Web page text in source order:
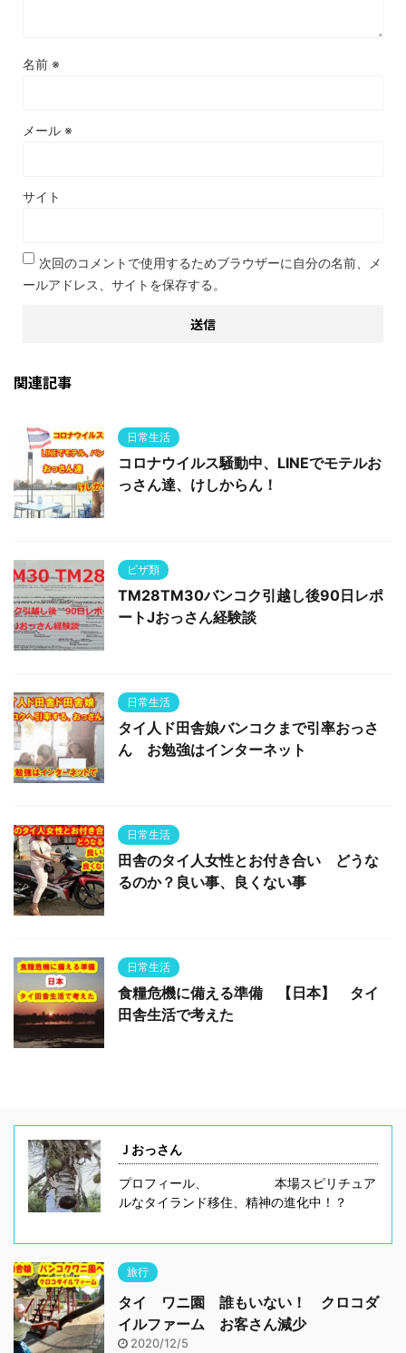
名前 ※
メール ※
サイト
次回のコメントで使用するためブラウザーに自分の名前、メ
ールアドレス、サイトを保存する。
関連記事
日常生活
コロナウイルス騒動中、LINEでモテルお
っさん達、けしからん！
ビザ類
TM28TM30バンコク引越し後90日レポ
ートJおっさん経験談
日常生活
タイ人ド田舎娘バンコクまで引率おっさ
ん お勉強はインターネット
日常生活
田舎のタイ人女性とお付き合い どうな
るのか？良い事、良くない事
日常生活
食糧危機に備える準備 【日本】 タイ
田舎生活で考えた
Ｊおっさん
プロフィール、 本場スピリチュア
ルなタイランド移住、精神の進化中！？
旅行
タイ ワニ園 誰もいない！ クロコダ
イルファーム お客さん減少
2020/12/5